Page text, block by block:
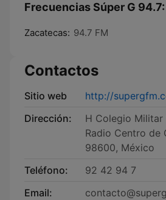
Frecuencias Súper G 94.7:
Zacatecas: 94.7 FM
Contactos
Sitio web
http://
Dirección:
H Colegio Militar
Radio Centro de
98600, México
Teléfono:
92 42 94 7
Email: